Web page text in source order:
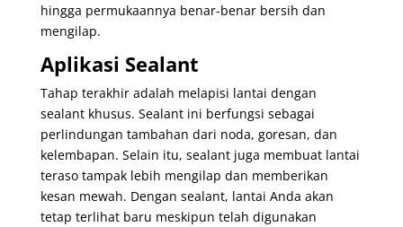
hingga permukaannya benar-benar bersih dan
mengilap.
Aplikasi Sealant
Tahap terakhir adalah melapisi lantai dengan
sealant khusus. Sealant ini berfungsi sebagai
perlindungan tambahan dari noda, goresan, dan
kelembapan. Selain itu, sealant juga membuat lantai
teraso tampak lebih mengilap dan memberikan
kesan mewah. Dengan sealant, lantai Anda akan
tetap terlihat baru meskipun telah digunakan